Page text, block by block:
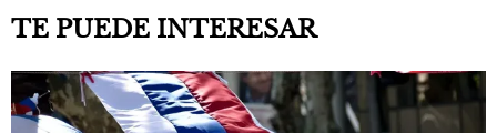
TE PUEDE INTERESAR